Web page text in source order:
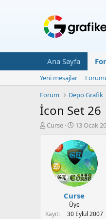
Ana Sayfa
Yeni mesajlar
Forum
Depo Grafik
İcon Set 26
K
a
Curse
B
ş
l
a
n
g
ı
ç
T
a
13 Ocak
Curse
Üye
Kayıt
30 Eylül 2007